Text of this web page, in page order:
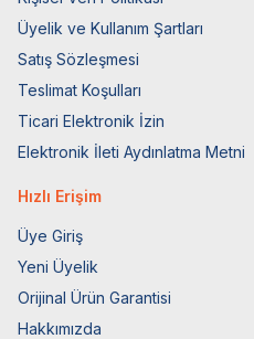
Üyelik ve Kullanım Şartları
Satış Sözleşmesi
Teslimat Koşulları
Ticari Elektronik İzin
Elektronik İleti Aydınlatma Metni
Hızlı Erişim
Üye Giriş
Yeni Üyelik
Orijinal Ürün Garantisi
Hakkımızda